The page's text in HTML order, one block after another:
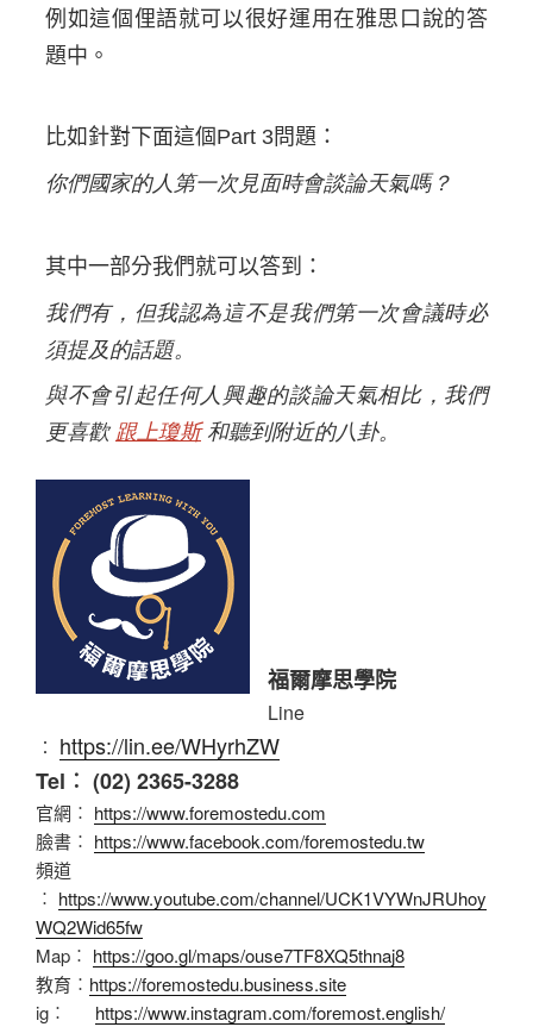
例如這個俚語就可以很好運用在雅思口說的答
題中。
比如針對下面這個Part 3問題：
你們國家的人第一次見面時會談論天氣嗎？
其中一部分我們就可以答到：
我們有，但我認為這不是我們第一次會議時必
須提及的話題。
與不會引起任何人興趣的談論天氣相比，我們
更喜歡 跟上瓊斯和聽到附近的八卦。
福爾摩思學院
Line
︰ https://lin.ee/WHyrhZW
Tel︰ (02) 2365-3288
官網︰ https://www.foremostedu.com
臉書︰ https://www.facebook.com/foremostedu.tw
頻道
︰ https://www.youtube.com/channel/UCK1VYWnJRUhoy
WQ2Wid65fw
Map︰ https://goo.gl/maps/ouse7TF8XQ5thnaj8
教育︰ https://foremostedu.business.site
ig︰ https://www.instagram.com/foremost.english/